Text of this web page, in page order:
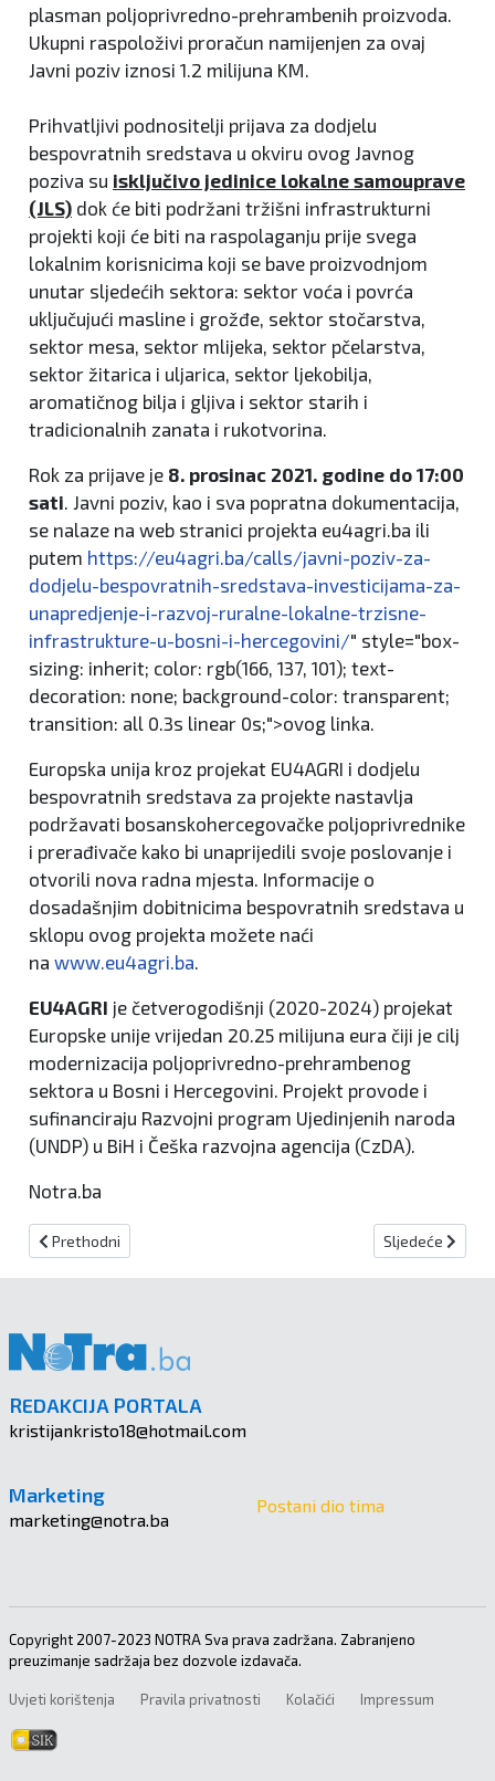
plasman poljoprivredno-prehrambenih proizvoda.
Ukupni raspoloživi proračun namijenjen za ovaj
Javni poziv iznosi 1.2 milijuna KM.
Prihvatljivi podnositelji prijava za dodjelu
bespovratnih sredstava u okviru ovog Javnog
poziva su isključivo jedinice lokalne samouprave
(JLS) dok će biti podržani tržišni infrastrukturni
projekti koji će biti na raspolaganju prije svega
lokalnim korisnicima koji se bave proizvodnjom
unutar sljedećih sektora: sektor voća i povrća
uključujući masline i grožđe, sektor stočarstva,
sektor mesa, sektor mlijeka, sektor pčelarstva,
sektor žitarica i uljarica, sektor ljekobilja,
aromatičnog bilja i gljiva i sektor starih i
tradicionalnih zanata i rukotvorina.
Rok za prijave je 8. prosinac 2021. godine do 17:00
sati. Javni poziv, kao i sva popratna dokumentacija,
se nalaze na web stranici projekta eu4agri.ba ili
putem https://eu4agri.ba/calls/javni-poziv-za-
dodjelu-bespovratnih-sredstava-investicijama-za-
unapredjenje-i-razvoj-ruralne-lokalne-trzisne-
infrastrukture-u-bosni-i-hercegovini/" style="box-
sizing: inherit; color: rgb(166, 137, 101); text-
decoration: none; background-color: transparent;
transition: all 0.3s linear 0s;">ovog linka.
Europska unija kroz projekat EU4AGRI i dodjelu
bespovratnih sredstava za projekte nastavlja
podržavati bosanskohercegovačke poljoprivrednike
i prerađivače kako bi unaprijedili svoje poslovanje i
otvorili nova radna mjesta. Informacije o
dosadašnjim dobitnicima bespovratnih sredstava u
sklopu ovog projekta možete naći
na www.eu4agri.ba.
EU4AGRI je četverogodišnji (2020-2024) projekat
Europske unije vrijedan 20.25 milijuna eura čiji je cilj
modernizacija poljoprivredno-prehrambenog
sektora u Bosni i Hercegovini. Projekt provode i
sufinanciraju Razvojni program Ujedinjenih naroda
(UNDP) u BiH i Češka razvojna agencija (CzDA).
Notra.ba
Prethodni članak: Javni poziv „Podrška zapošljavanju/
Prethodni Sljedeći
Sljedeće
REDAKCIJA PORTALA
kristijankristo18@hotmail.com
Marketing
marketing@notra.ba
Postani dio tima
Copyright 2007-2023 NOTRA Sva prava zadržana. Zabranjeno
preuzimanje sadržaja bez dozvole izdavača.
Uvjeti korištenja Pravila privatnosti Kolačići Impressum